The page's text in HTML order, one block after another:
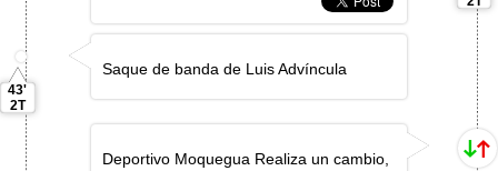
43'
2T
Saque de banda de Luis Adví­ncula
Deportivo Moquegua Realiza un cambio,